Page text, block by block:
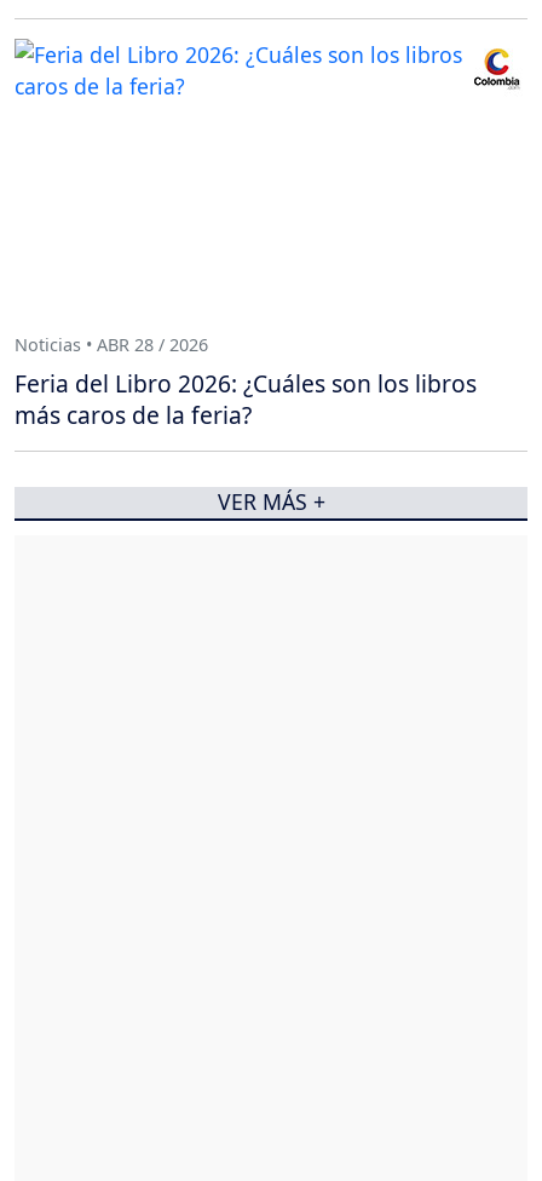
Noticias • ABR 28 / 2026
Feria del Libro 2026: ¿Cuáles son los libros
más caros de la feria?
VER MÁS +